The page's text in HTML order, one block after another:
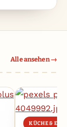
Alle ansehen →
KÜCHE &